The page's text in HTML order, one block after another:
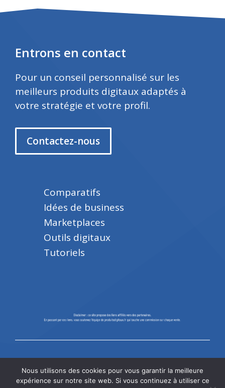
Entrons en contact
Pour un conseil personnalisé sur les
meilleurs produits digitaux adaptés à
votre stratégie et votre profil.
Contactez-nous
Comparatifs
Idées de business
Marketplaces
Outils digitaux
Tutoriels
©ProduitsDigitaux.fr. Tous droits réservés.
À propos
CGU Contact
Nous utilisons des cookies pour vous garantir la meilleure
expérience sur notre site web. Si vous continuez à utiliser ce